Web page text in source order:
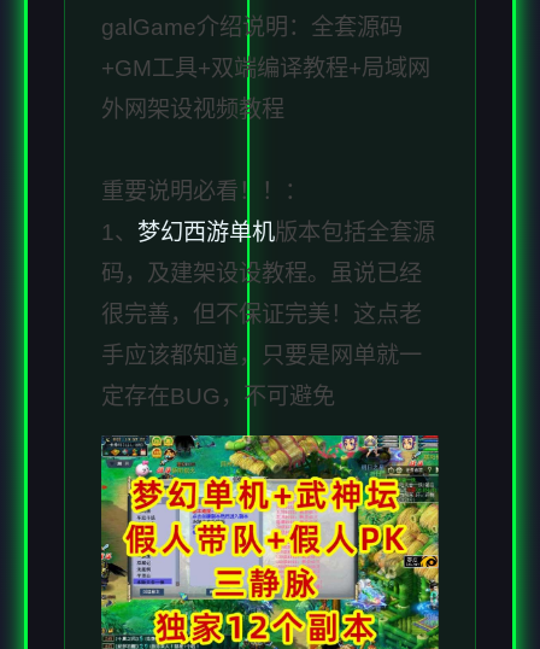
galGame介绍说明：全套源码
+GM工具+双端编译教程+局域网
外网架设视频教程
重要说明必看！！：
1、 梦幻西游单机版本包括全套源
码，及建架设设教程。虽说已经
很完善，但不保证完美！这点老
手应该都知道，只要是网单就一
定存在BUG，不可避免